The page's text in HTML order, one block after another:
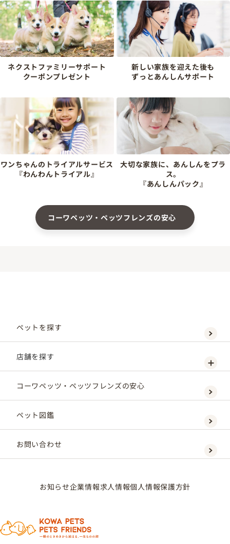
ネクストファミリーサポート
クーポンプレゼント
新しい家族を迎えた後も
ずっとあんしんサポート
ワンちゃんのトライアルサービス
『わんわんトライアル』
大切な家族に、あんしんをプラ
ス。
『あんしんパック』
コーワペッツ・ペッツフレンズの安心
ペットを探す
店舗を探す
コーワペッツ・ペッツフレンズの安心
ペット図鑑
お問い合わせ
お知らせ企業情報求人情報個人情報保護方針